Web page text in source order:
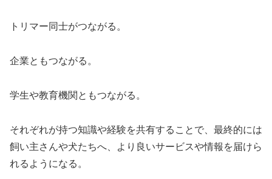
トリマー同士がつながる。
企業ともつながる。
学生や教育機関ともつながる。
それぞれが持つ知識や経験を共有することで、最終的には
飼い主さんや犬たちへ、より良いサービスや情報を届けら
れるようになる。